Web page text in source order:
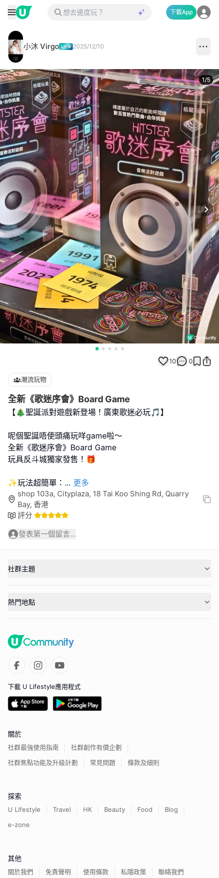
下載App
小沐 Virgo 2025/12/10
1/5
10 0
潮流玩物
全新《歌迷序會》Board Game
【🎄聖誕派對遊戲新登場！廣東歌迷必玩🎵】
呢個聖誕唔使頭痛玩咩game啦～
全新《歌迷序會》Board Game
玩具反斗城獨家發售！🎁
✨玩法超簡單： ... 更多
shop 103a, Cityplaza, 18 Tai Koo Shing Rd, Quarry
Bay, 香港
評分
發表第一個留言...
社群主題
熱門地點
下載 U Lifestyle應用程式
關於
社群最強使用指南
社群創作有價企劃
社群焦點功能及升級計劃
常見問題 條款及細則
探索
U Lifestyle Travel HK Beauty Food
Blog
e-zone
其他
關於我們 免責聲明 使用條款 私隱政策 聯絡我們